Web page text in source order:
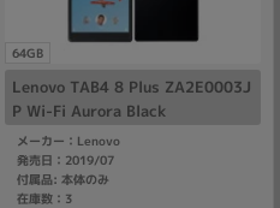
64GB
Lenovo TAB4 8 Plus ZA2E0003J
P Wi-Fi Aurora Black
メーカー：Lenovo
発売日：2019/07
付属品: 本体のみ
在庫数：3